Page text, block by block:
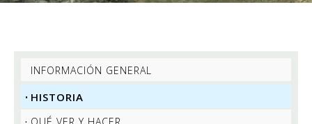
INFORMACIÓN GENERAL
HISTORIA